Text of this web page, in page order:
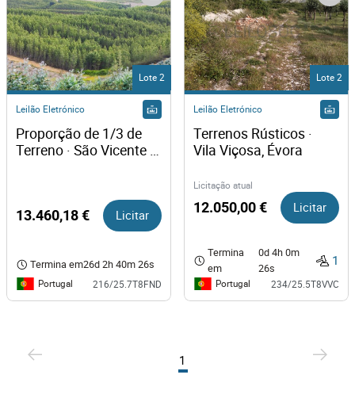
Lote 2
Leilão Eletrónico
Proporção de 1/3 de
Terreno · São Vicente
13.460,18 € Licitar
Termina em26d 2h 40m 26s
Portugal 216/25.7T8FND
Lote 2
Leilão Eletrónico
Terrenos Rústicos ·
Vila Viçosa, Évora
Licitação atual
12.050,00 € Licitar
Termina
em
0d 4h 0m
26s
1
Portugal 234/25.5T8VVC
1